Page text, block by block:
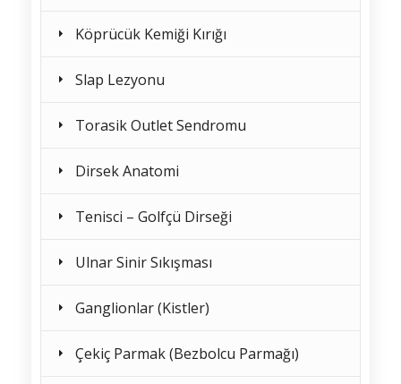
Köprücük Kemiği Kırığı
Slap Lezyonu
Torasik Outlet Sendromu
Dirsek Anatomi
Tenisci – Golfçü Dirseği
Ulnar Sinir Sıkışması
Ganglionlar (Kistler)
Çekiç Parmak (Bezbolcu Parmağı)